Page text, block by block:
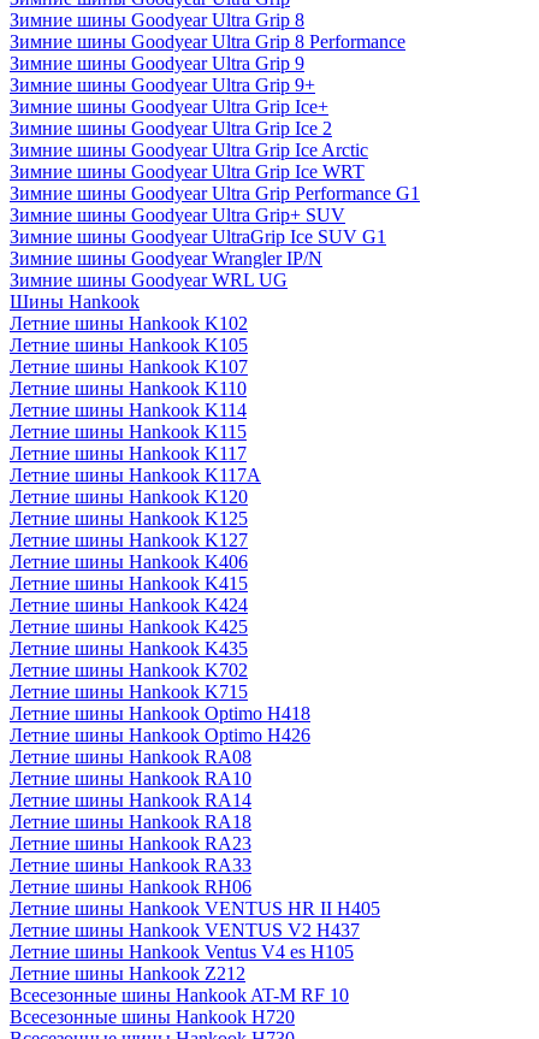
Зимние шины Goodyear Ultra Grip 8
Зимние шины Goodyear Ultra Grip 8 Performance
Зимние шины Goodyear Ultra Grip 9
Зимние шины Goodyear Ultra Grip 9+
Зимние шины Goodyear Ultra Grip Ice+
Зимние шины Goodyear Ultra Grip Ice 2
Зимние шины Goodyear Ultra Grip Ice Arctic
Зимние шины Goodyear Ultra Grip Ice WRT
Зимние шины Goodyear Ultra Grip Performance G1
Зимние шины Goodyear Ultra Grip+ SUV
Зимние шины Goodyear UltraGrip Ice SUV G1
Зимние шины Goodyear Wrangler IP/N
Зимние шины Goodyear WRL UG
Шины Hankook
Летние шины Hankook K102
Летние шины Hankook K105
Летние шины Hankook K107
Летние шины Hankook K110
Летние шины Hankook K114
Летние шины Hankook K115
Летние шины Hankook K117
Летние шины Hankook K117A
Летние шины Hankook K120
Летние шины Hankook K125
Летние шины Hankook K127
Летние шины Hankook K406
Летние шины Hankook K415
Летние шины Hankook K424
Летние шины Hankook K425
Летние шины Hankook K435
Летние шины Hankook K702
Летние шины Hankook K715
Летние шины Hankook Optimo H418
Летние шины Hankook Optimo H426
Летние шины Hankook RA08
Летние шины Hankook RA10
Летние шины Hankook RA14
Летние шины Hankook RA18
Летние шины Hankook RA23
Летние шины Hankook RA33
Летние шины Hankook RH06
Летние шины Hankook VENTUS HR II H405
Летние шины Hankook VENTUS V2 H437
Летние шины Hankook Ventus V4 es H105
Летние шины Hankook Z212
Всесезонные шины Hankook AT-M RF 10
Всесезонные шины Hankook H720